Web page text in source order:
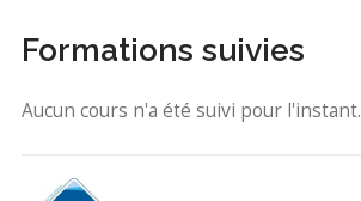
Formations suivies
Aucun cours n'a été suivi pour l'instant.